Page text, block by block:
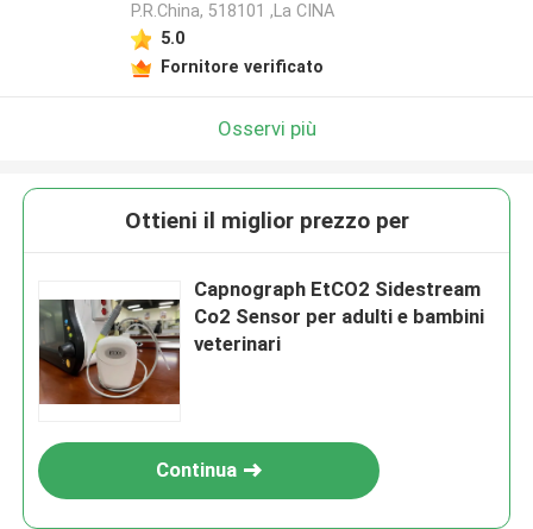
P.R.China, 518101​​​​​​​ ,La CINA
5.0
Fornitore verificato
Osservi più
Ottieni il miglior prezzo per
Capnograph EtCO2 Sidestream
Co2 Sensor per adulti e bambini
veterinari
Continua